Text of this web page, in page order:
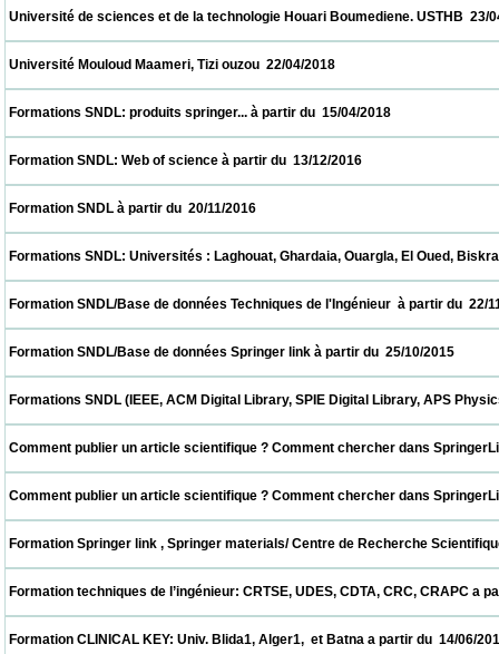
Université de sciences et de la technologie Houari Boumediene.
Université Mouloud Maameri, Tizi ouzou  22/04/2018
Formations SNDL: produits springer... à partir du  15/04/2018
Formation SNDL: Web of science à partir du  13/12/2016
Formation SNDL à partir du  20/11/2016
Formations SNDL: Universités : Laghouat, Ghardaia, Ouargla, El
Formation SNDL/Base de données Techniques de l'Ingénieur  à
Formation SNDL/Base de données Springer link à partir du  25/
Formations SNDL (IEEE, ACM Digital Library, SPIE Digital Library,
Comment publier un article scientifique ? Comment chercher dans
Comment publier un article scientifique ? Comment chercher dans
Formation Springer link , Springer materials/ Centre de Recherche
Formation techniques de l’ingénieur: CRTSE, UDES, CDTA, CRC,
Formation CLINICAL KEY: Univ. Blida1, Alger1,  et Batna a partir